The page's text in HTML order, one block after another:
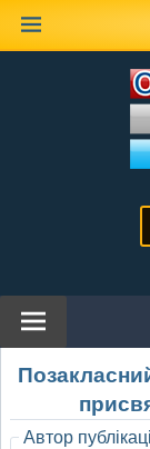
Автор